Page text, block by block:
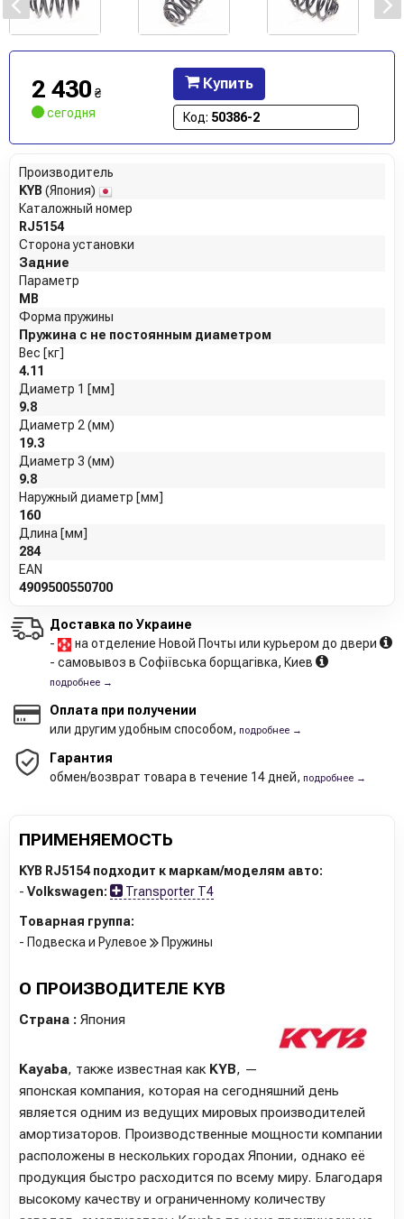
2 430 ₴
сегодня
Купить
Код: 50386-2
Производитель
KYB (Япония)
Каталожный номер
RJ5154
Сторона установки
Задние
Параметр
MB
Форма пружины
Пружина с не постоянным диаметром
Вес [кг]
4.11
Диаметр 1 [мм]
9.8
Диаметр 2 (мм)
19.3
Диаметр 3 (мм)
9.8
Наружный диаметр [мм]
160
Длина [мм]
284
EAN
4909500550700
Доставка по Украине
-
на отделение Новой Почты или курьером до двери
- самовывоз в Софіївська борщагівка, Киев
подробнее →
Оплата при получении
или другим удобным способом, подробнее →
Гарантия
обмен/возврат товара в течение 14 дней, подробнее →
ПРИМЕНЯЕМОСТЬ
KYB RJ5154 подходит к маркам/моделям авто:
- Volkswagen: Transporter T4
Товарная группа:
- Подвеска и Рулевое
Пружины
О ПРОИЗВОДИТЕЛЕ KYB
Страна : Япония
Kayaba, также известная как KYB, —
японская компания, которая на сегодняшний день
является одним из ведущих мировых производителей
амортизаторов. Производственные мощности компании
расположены в нескольких городах Японии, однако её
продукция быстро расходится по всему миру. Благодаря
высокому качеству и ограниченному количеству